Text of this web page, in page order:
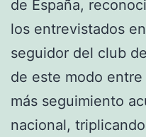
de España,
los entrevistados
seguidor del club
de este modo
más seguimiento
nacional,